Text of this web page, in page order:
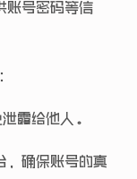
账号密码等信
露给他人。
，确保账号的真